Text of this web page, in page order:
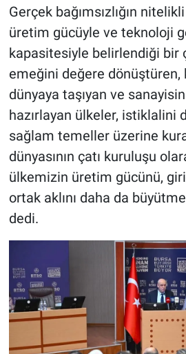
Gerçek bağımsızlığın
üretim gücüyle ve teknoloji
kapasitesiyle belirlendiği bir
emeğini değere dönüştüren,
dünyaya taşıyan ve
hazırlayan ülkeler, istiklalini
sağlam temeller üzerine
dünyasının çatı kuruluşu
ülkemizin üretim gücünü,
ortak aklını daha da
dedi.